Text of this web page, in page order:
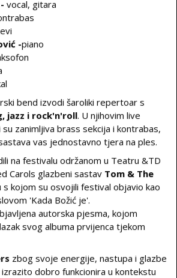
vocal, gitara
-piano
bend izvodi šaroliki repertoar s
jazz i rock'n'roll. U njihovim live
zanimljiva brass sekcija i kontrabas,
vas jednostavno tjera na ples.
na festivalu održanom u Teatru &TD
Carols glazbeni sastav Tom & The
s kojom su osvojili festival objavio kao
'Kada Božić je'.
autorska pjesma, kojom
svog albuma prvijenca tjekom
zbog svoje energije, nastupa i glazbe
dobro funkcionira u kontekstu